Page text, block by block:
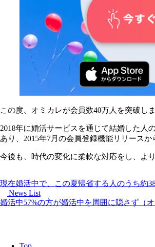
この度、オミカレが会員数40万人を突破しま
2018年に婚活サービスを通じて結婚した人
あり、2015年7月の会員登録機能リリース
今後も、時代の変化に柔軟な対応をし、よ
現在婚活中で、この夏帰省する人のうち約
News List
婚活中57%の方が婚活中を周囲に隠さず（